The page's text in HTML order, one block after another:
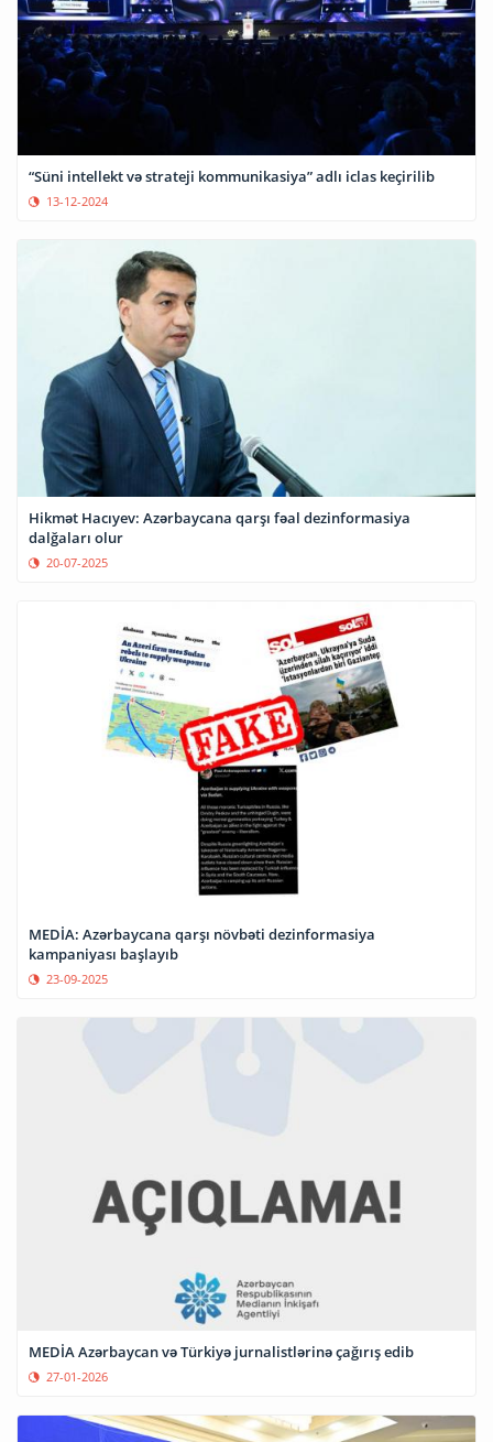
“Süni intellekt və strateji kommunikasiya” adlı iclas keçirilib
13-12-2024
Hikmət Hacıyev: Azərbaycana qarşı fəal dezinformasiya
dalğaları olur
20-07-2025
MEDİA: Azərbaycana qarşı növbəti dezinformasiya
kampaniyası başlayıb
23-09-2025
MEDİA Azərbaycan və Türkiyə jurnalistlərinə çağırış edib
27-01-2026